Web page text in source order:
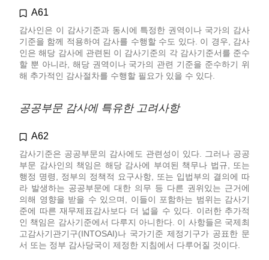
A61
감사인은 이 감사기준과 동시에 특정한 권역이나 국가의 감사
기준을 함께 적용하여 감사를 수행할 수도 있다. 이 경우, 감사
인은 해당 감사에 관련된 이 감사기준의 각 감사기준서를 준수
할 뿐 아니라, 해당 권역이나 국가의 관련 기준을 준수하기 위
해 추가적인 감사절차를 수행할 필요가 있을 수 있다.
공공부문 감사에 특유한 고려사항
A62
감사기준은 공공부문의 감사에도 관련성이 있다. 그러나 공공
부문 감사인의 책임은 해당 감사에 부여된 책무나 법규, 또는
행정 명령, 정부의 정책적 요구사항, 또는 입법부의 결의에 따
라 발생하는 공공부문에 대한 의무 등 다른 권위있는 근거에
의해 영향을 받을 수 있으며, 이들이 포함하는 범위는 감사기
준에 따른 재무제표감사보다 더 넓을 수 있다. 이러한 추가적
인 책임은 감사기준에서 다루지 아니한다. 이 사항들은 국제최
고감사기관기구(INTOSAI)나 국가기준 제정기구가 공표한 문
서 또는 정부 감사당국이 제정한 지침에서 다루어질 것이다.